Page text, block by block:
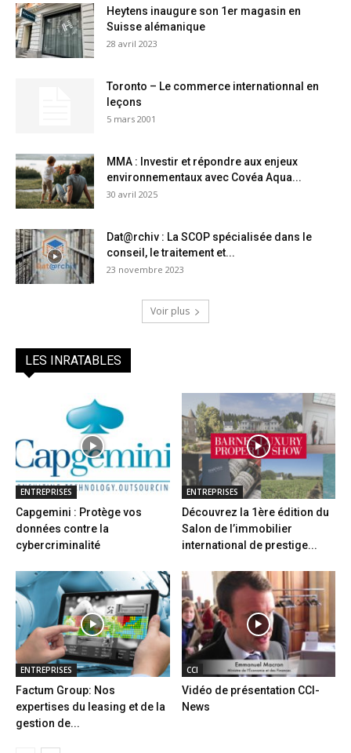
Heytens inaugure son 1er magasin en
Suisse alémanique
28 avril 2023
Toronto – Le commerce internationnal en
leçons
5 mars 2001
MMA : Investir et répondre aux enjeux
environnementaux avec Covéa Aqua...
30 avril 2025
Dat@rchiv : La SCOP spécialisée dans le
conseil, le traitement et...
23 novembre 2023
Voir plus
LES INRATABLES
ENTREPRISES
Capgemini : Protège vos
données contre la
cybercriminalité
ENTREPRISES
Découvrez la 1ère édition du
Salon de l’immobilier
international de prestige...
ENTREPRISES
Factum Group: Nos
expertises du leasing et de la
gestion de...
CCI
Vidéo de présentation CCI-
News